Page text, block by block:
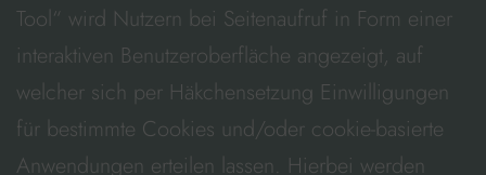
Tool“ wird Nutzern bei Seitenaufruf in Form einer
interaktiven Benutzeroberfläche angezeigt, auf
welcher sich per Häkchensetzung Einwilligungen
für bestimmte Cookies und/oder cookie-basierte
Anwendungen erteilen lassen. Hierbei werden